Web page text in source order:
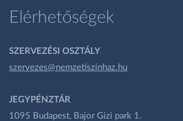
Elérhetőségek
SZERVEZÉSI OSZTÁLY
szervezes@nemzetiszinhaz.hu
JEGYPÉNZTÁR
1095 Budapest, Bajor Gizi park 1.